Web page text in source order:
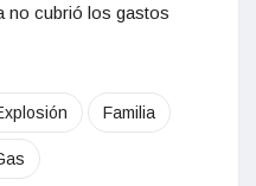
no cubrió los gastos
Familia